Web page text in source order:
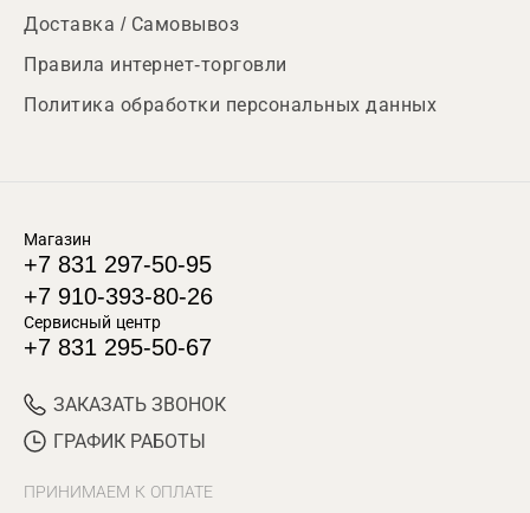
Доставка / Самовывоз
Правила интернет-торговли
Политика обработки персональных данных
Магазин
+7 831 297-50-95
+7 910-393-80-26
Сервисный центр
+7 831 295-50-67
ЗАКАЗАТЬ ЗВОНОК
ГРАФИК РАБОТЫ
ПРИНИМАЕМ К ОПЛАТЕ